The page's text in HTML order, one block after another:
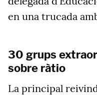
en una trucada
30 grups
sobre ràtio
La principal